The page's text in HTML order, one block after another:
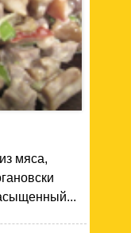
мяса,